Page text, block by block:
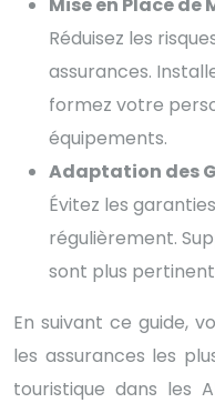
Réduisez les
assurances.
formez votre
équipements.
Adaptation des
Évitez les
régulièrement.
sont plus
En suivant ce guide,
les assurances les
touristique dans les